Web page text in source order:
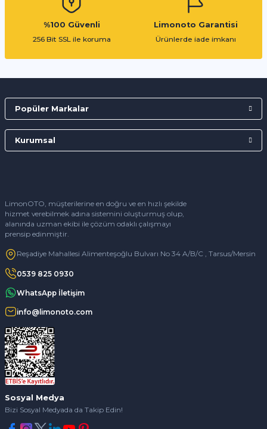
%100 Güvenli
256 Bit SSL ile koruma
Limonoto Garantisi
Ürünlerde iade imkanı
LimonOTO, müşterilerine en doğru ve en hızlı şekilde
hizmet verebilmek adına sistemini oluşturmuş olup,
alanında uzman ekibi ile çözüm odaklı çalışmayı
prensip edinmiştir.
Reşadiye Mahallesi Alimenteşoğlu Bulvarı No 34 A/B/C , Tarsus/Mersin
0539 825 0930
WhatsApp İletişim
info@limonoto.com
Popüler Markalar
Kurumsal
Sosyal Medya
Bizi Sosyal Medyada da Takip Edin!